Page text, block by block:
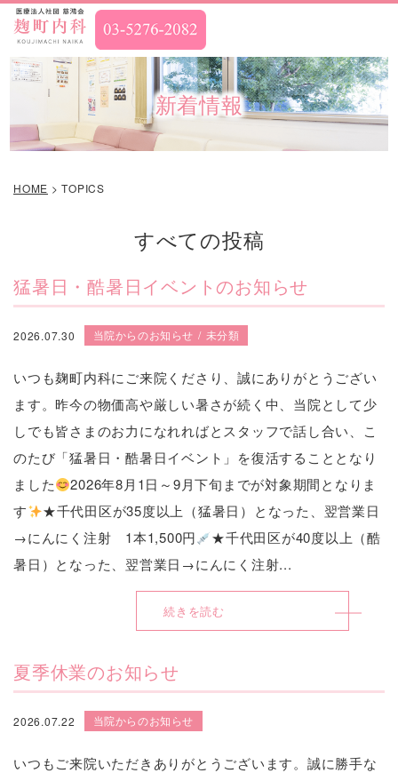
新着情報
HOME >TOPICS
すべての投稿
猛暑日・酷暑日イベントのお知らせ
2026.07.30 当院からのお知らせ 未分類
いつも麹町内科にご来院くださり、誠にありがとうござい
ます。昨今の物価高や厳しい暑さが続く中、当院として少
しでも皆さまのお力になれればとスタッフで話し合い、こ
のたび「猛暑日・酷暑日イベント」を復活することとなり
ました
2026年8月1日～9月下旬までが対象期間となりま
す
★千代田区が35度以上（猛暑日）となった、翌営業日
→にんにく注射 1本1,500円
★千代田区が40度以上（酷
暑日）となった、翌営業日→にんにく注射...
続きを読む
夏季休業のお知らせ
2026.07.22 当院からのお知らせ
いつもご来院いただきありがとうございます。誠に勝手な